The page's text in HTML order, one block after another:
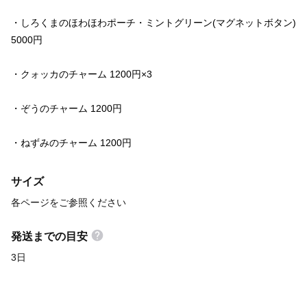
・しろくまのほわほわポーチ・ミントグリーン(マグネットボタン)
5000円
・クォッカのチャーム 1200円×3
・ぞうのチャーム 1200円
・ねずみのチャーム 1200円
サイズ
各ページをご参照ください
発送までの目安
3日